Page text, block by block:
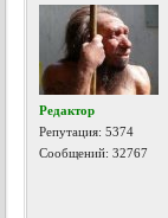
Редактор
Репутация:5374
Сообщений: 32767